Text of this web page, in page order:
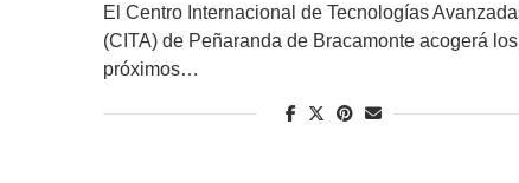
El Centro Internacional de Tecnologías
(CITA) de Peñaranda de Bracamonte acogerá los
próximos…